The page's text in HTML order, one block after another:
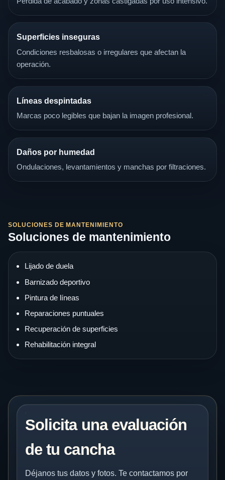
Superficies inseguras
Condiciones resbalosas o irregulares que afectan la
operación.
Líneas despintadas
Marcas poco legibles que bajan la imagen profesional.
Daños por humedad
Ondulaciones, levantamientos y manchas por filtraciones.
SOLUCIONES DE MANTENIMIENTO
Soluciones de mantenimiento
Lijado de duela
Barnizado deportivo
Pintura de líneas
Reparaciones puntuales
Recuperación de superficies
Rehabilitación integral
Solicita una evaluación
de tu cancha
Déjanos tus datos y fotos. Te contactamos por